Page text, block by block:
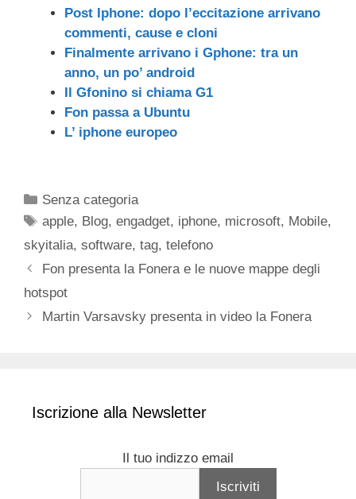
Post Iphone: dopo l’eccitazione arrivano
commenti, cause e cloni
Finalmente arrivano i Gphone: tra un
anno, un po’ android
Il Gfonino si chiama G1
Fon passa a Ubuntu
L’ iphone europeo
Categorie
Senza categoria
Tag
apple, Blog,engadget, iphone, microsoft, Mobile,
skyitalia, software, tag, telefono
Fon presenta la Fonera e le nuove mappe degli
hotspot
Martin Varsavsky presenta in video la Fonera
Iscrizione alla Newsletter
Il tuo indizzo email